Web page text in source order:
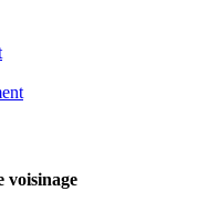
voisinage